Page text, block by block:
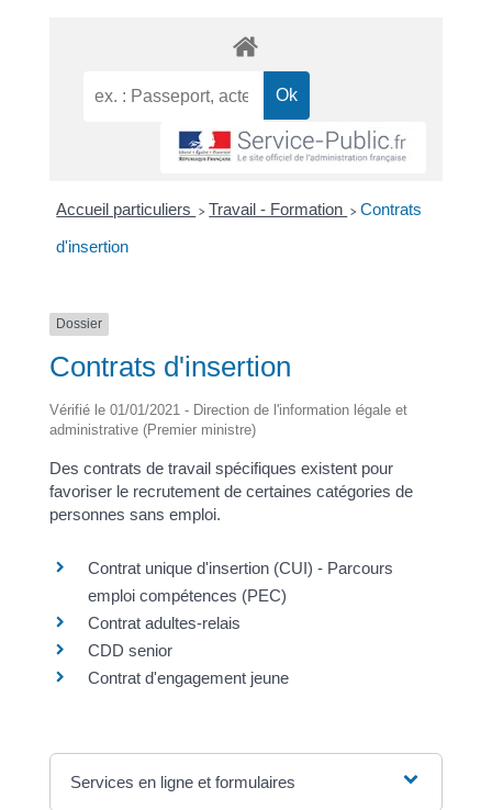
Accueil particuliers > Travail - Formation > Contrats
d'insertion
Dossier
Contrats d'insertion
Vérifié le 01/01/2021 - Direction de l'information légale et
administrative (Premier ministre)
Des contrats de travail spécifiques existent pour
favoriser le recrutement de certaines catégories de
personnes sans emploi.
Contrat unique d'insertion (CUI) - Parcours
emploi compétences (PEC)
Contrat adultes-relais
CDD senior
Contrat d'engagement jeune
Services en ligne et formulaires